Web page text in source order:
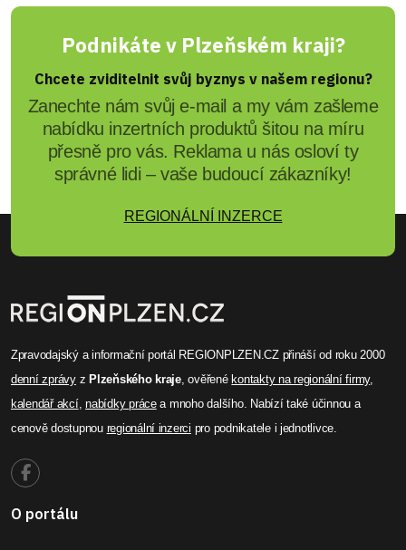
Podnikáte v Plzeňském kraji?
Chcete zviditelnit svůj byznys v našem regionu?
Zanechte nám svůj e-mail a my vám zašleme
nabídku inzertních produktů šitou na míru
přesně pro vás. Reklama u nás osloví ty
správné lidi – vaše budoucí zákazníky!
REGIONÁLNÍ INZERCE
Zpravodajský a informační portál REGIONPLZEN.CZ přináší od roku 2000
denní zprávyz Plzeňského kraje, ověřené kontakty na regionální firmy,
kalendář akcí,nabídky prácea mnoho dalšího. Nabízí také účinnou a
cenově dostupnou regionální inzerci pro podnikatele i jednotlivce.
O portálu